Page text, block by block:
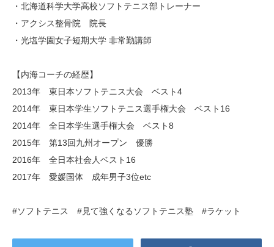
・北海道科学大学高校ソフトテニス部トレーナー
・アクシス整骨院 院長
・光塩学園女子短期大学 非常勤講師
【内海コーチの経歴】
2013年 東日本ソフトテニス大会 ベスト4
2014年 東日本学生ソフトテニス選手権大会 ベスト16
2014年 全日本学生選手権大会 ベスト8
2015年 第13回九州オープン 優勝
2016年 全日本社会人ベスト16
2017年 愛媛国体 成年男子3位etc
#ソフトテニス #見て強くなるソフトテニス塾 #ラケット